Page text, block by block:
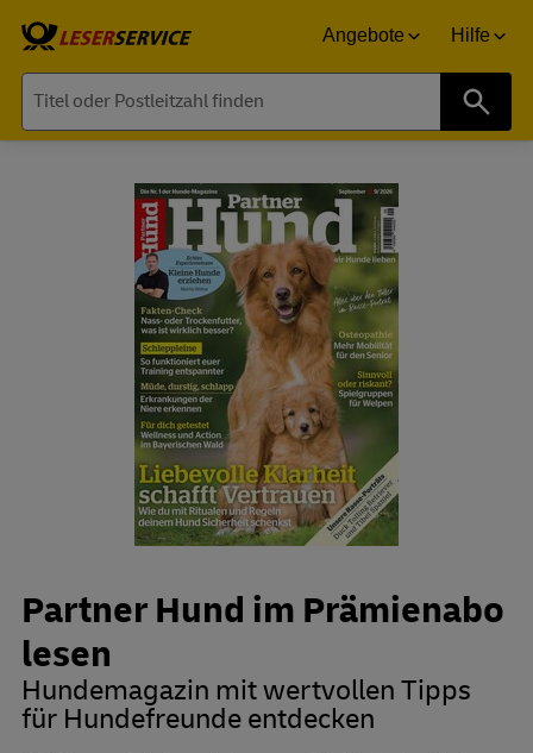
Angebote Hilfe
Partner Hund im Prämienabo
lesen
Hundemagazin mit wertvollen Tipps
für Hundefreunde entdecken